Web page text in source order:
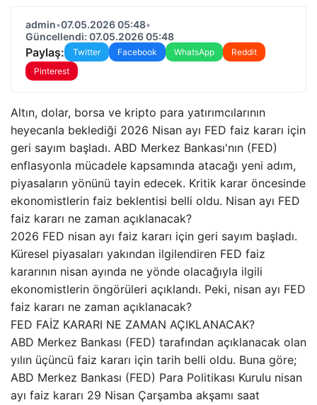
admin•07.05.2026 05:48•
Güncellendi: 07.05.2026 05:48
Paylaş: Twitter Facebook WhatsApp
Reddit
Pinterest
Altın, dolar, borsa ve kripto para yatırımcılarının
heyecanla beklediği 2026 Nisan ayı FED faiz kararı için
geri sayım başladı. ABD Merkez Bankası'nın (FED)
enflasyonla mücadele kapsamında atacağı yeni adım,
piyasaların yönünü tayin edecek. Kritik karar öncesinde
ekonomistlerin faiz beklentisi belli oldu. Nisan ayı FED
faiz kararı ne zaman açıklanacak?
2026 FED nisan ayı faiz kararı için geri sayım başladı.
Küresel piyasaları yakından ilgilendiren FED faiz
kararının nisan ayında ne yönde olacağıyla ilgili
ekonomistlerin öngörüleri açıklandı. Peki, nisan ayı FED
faiz kararı ne zaman açıklanacak?
FED FAİZ KARARI NE ZAMAN AÇIKLANACAK?
ABD Merkez Bankası (FED) tarafından açıklanacak olan
yılın üçüncü faiz kararı için tarih belli oldu. Buna göre;
ABD Merkez Bankası (FED) Para Politikası Kurulu nisan
ayı faiz kararı 29 Nisan Çarşamba akşamı saat